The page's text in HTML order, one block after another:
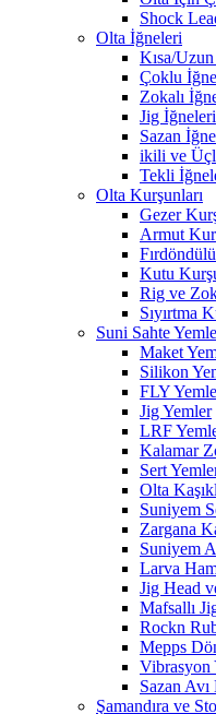
Shock
Olta İğneleri
Kısa/
Çoklu
Zokalı
Jig İğneleri
Sazan
ikili ve
Tekli
Olta Kurşunları
Gezer
Armut
Kutu
Rig ve
Sıyırtma
Suni Sahte
Maket
Silikon
FLY
Jig Yemler
LRF
Kalamar
Sert
Olta
Suniyem
Zargana
Suniyem
Larva
Jig Head
Mafsallı
Rockn
Mepps
Vibrasyon
Sazan
Şamandıra ve